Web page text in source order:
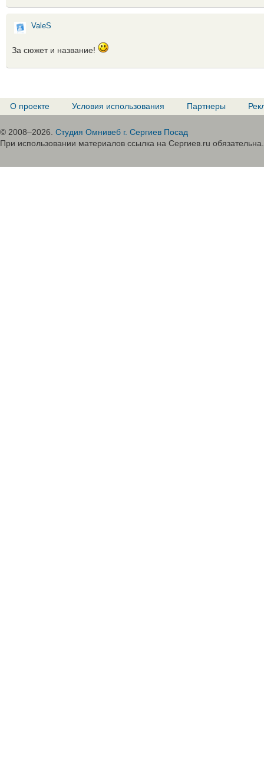
ValeS
За сюжет и название!
О проекте Условия использования Партнеры
© 2008–2026. Студия Омнивеб г. Сергиев Посад
При использовании материалов ссылка на Сергиев.ru обязательна.